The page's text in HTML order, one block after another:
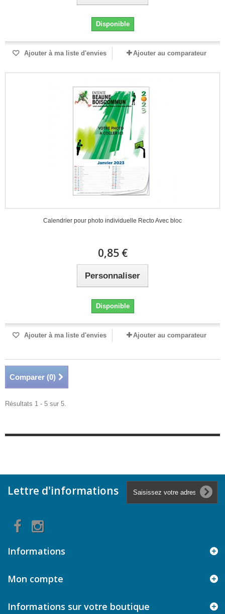
Disponible
Ajouter à ma liste d'envies Ajouter au comparateur
Calendrier pour photo individuelle Recto Avec bloc
0,85 €
Personnaliser
Disponible
Ajouter à ma liste d'envies Ajouter au comparateur
Comparer (0)
Résultats 1 - 5 sur 5.
Lettre d'informations
Informations
Mon compte
Informations sur votre boutique